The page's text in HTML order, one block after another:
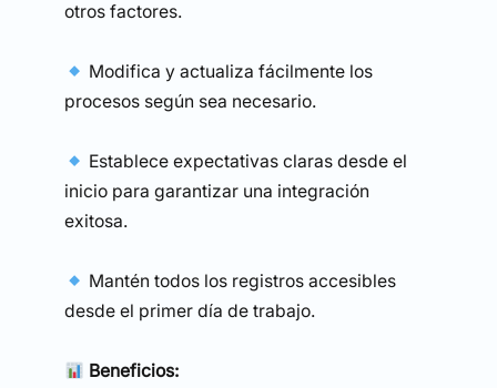
otros factores.
Modifica y actualiza fácilmente los
procesos según sea necesario.
Establece expectativas claras desde el
inicio para garantizar una integración
exitosa.
Mantén todos los registros accesibles
desde el primer día de trabajo.
Beneficios: